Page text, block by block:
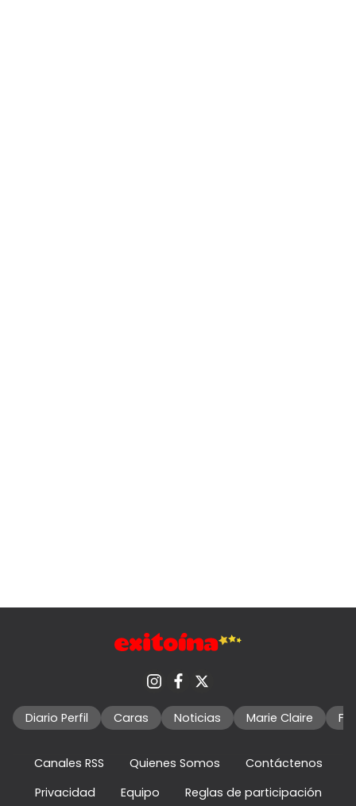
Diario Perfil Caras Noticias Marie Claire
Canales RSS Quienes Somos
Contáctenos
Privacidad
Equipo Reglas de participación